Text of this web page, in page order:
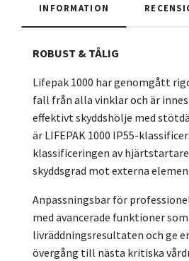
INFORMATION
ROBUST & TÅLIG
Lifepak 1000 har genomgått
fall från alla vinklar och är
effektivt skyddshölje med
är LIFEPAK 1000 IP55-
klassificeringen av
skyddsgrad mot externa
Anpassningsbar för
med avancerade funktioner
livräddningsresultaten och ge
övergång till nästa kritiska